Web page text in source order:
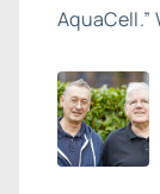
AquaCell.”